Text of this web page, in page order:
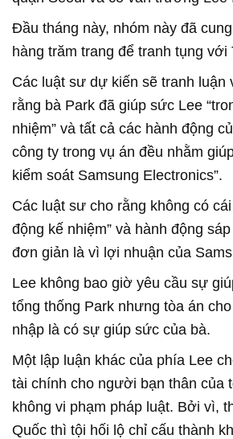
Đầu tháng này, nhóm này đã
hàng trăm trang để tranh tụng với
Các luật sư dự kiến sẽ tranh luận
rằng bà Park đã giúp sức Lee
nhiệm” và tất cả các hành động
công ty trong vụ án đều nhằm
kiểm soát Samsung Electronics”.
Các luật sư cho rằng không có
động kế nhiệm” và hành động
đơn giản là vì lợi nhuận của
Lee không bao giờ yêu cầu sự
tổng thống Park nhưng tòa án
nhập là có sự giúp sức của bà.
Một lập luận khác của phía Lee
tài chính cho người bạn thân của
không vi phạm pháp luật. Bởi vì,
Quốc thì tội hối lộ chỉ cấu thành